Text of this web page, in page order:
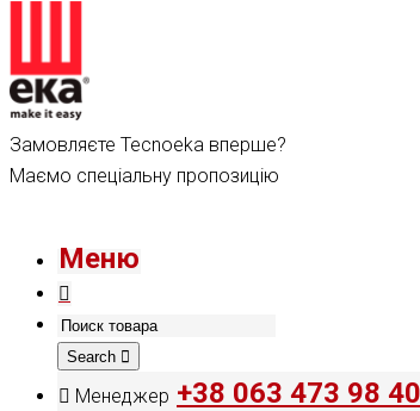
Замовляєте Tecnoeka вперше?
Маємо спеціальну пропозицію
Меню
Search
Менеджер +38 063 473 98 40